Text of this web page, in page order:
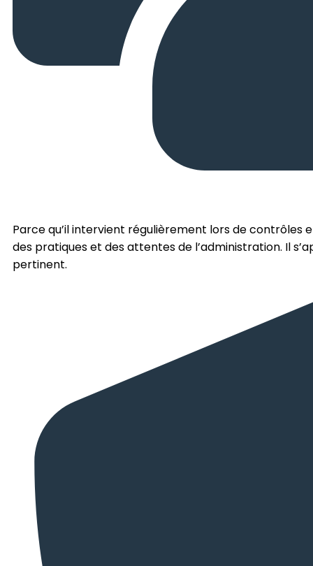
Parce qu’il intervient régulièrement lors de contrôles
des pratiques et des attentes de l’administration. Il
pertinent.